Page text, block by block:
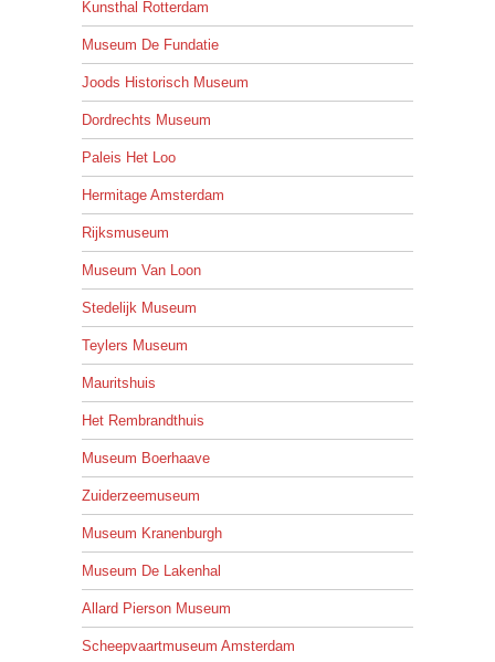
Kunsthal Rotterdam
Museum De Fundatie
Joods Historisch Museum
Dordrechts Museum
Paleis Het Loo
Hermitage Amsterdam
Rijksmuseum
Museum Van Loon
Stedelijk Museum
Teylers Museum
Mauritshuis
Het Rembrandthuis
Museum Boerhaave
Zuiderzeemuseum
Museum Kranenburgh
Museum De Lakenhal
Allard Pierson Museum
Scheepvaartmuseum Amsterdam